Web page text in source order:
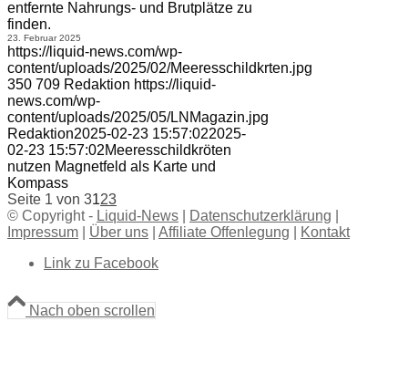
entfernte Nahrungs- und Brutplätze zu
finden.
23. Februar 2025
https://liquid-news.com/wp-
content/uploads/2025/02/Meeresschildkrten.jpg
350 709 Redaktion https://liquid-
news.com/wp-
content/uploads/2025/05/LNMagazin.jpg
Redaktion2025-02-23 15:57:022025-
02-23 15:57:02Meeresschildkröten
nutzen Magnetfeld als Karte und
Kompass
Seite 1 von 3123
© Copyright - Liquid-News Datenschutzerklärung
Impressum
Über uns Affiliate Offenlegung
Kontakt
Link zu Facebook
Nach oben scrollen